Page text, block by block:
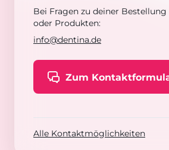
Bei Fragen zu deiner Bestellung
oder Produkten:
info@dentina.de
Zum
Alle Kontaktmöglichkeiten